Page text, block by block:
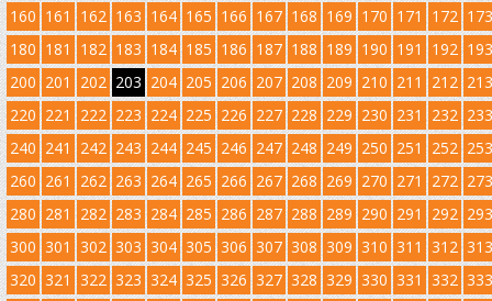
160 161 162 163 164 165 166 167 168 169 170 171 172 173
180 181 182 183 184 185 186 187 188 189 190 191 192 193
200 201 202 203 204 205 206 207 208 209 210 211 212 213
220 221 222 223 224 225 226 227 228 229 230 231 232 233
240 241 242 243 244 245 246 247 248 249 250 251 252 253
260 261 262 263 264 265 266 267 268 269 270 271 272 273
280 281 282 283 284 285 286 287 288 289 290 291 292 293
300 301 302 303 304 305 306 307 308 309 310 311 312 313
320 321 322 323 324 325 326 327 328 329 330 331 332 333